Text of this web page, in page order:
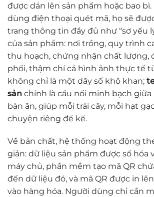
được dán lên sản phẩm hoặc bao
dùng điện thoại quét mã, họ sẽ
trang thông tin đầy đủ như “sơ yếu
của sản phẩm: nơi trồng, quy trình
thu hoạch, chứng nhận chất lượng,
phối, thậm chí cả hình ảnh thực tế
không chỉ là một dãy số khô khan;
sản chính là cầu nối minh bạch giữa
bàn ăn, giúp mỗi trái cây, mỗi hạt
chuyện riêng để kể.
Về bản chất, hệ thống hoạt động
giản: dữ liệu sản phẩm được số hóa
máy chủ, phần mềm tạo mã QR
đến dữ liệu đó, và mã QR được in
vào hàng hóa. Người dùng chỉ cần